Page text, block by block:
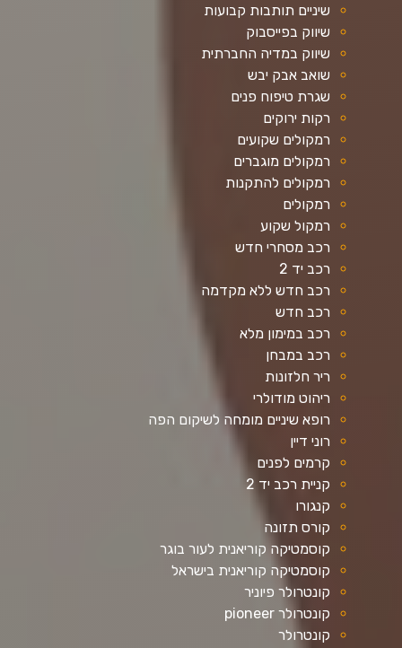
שיניים תותבות קבועות
שיווק בפייסבוק
שיווק במדיה החברתית
שואב אבק יבש
שגרת טיפוח פנים
רקות ירוקים
רמקולים שקועים
רמקולים מוגברים
רמקולים להתקנות
רמקולים
רמקול שקוע
רכב מסחרי חדש
רכב יד 2
רכב חדש ללא מקדמה
רכב חדש
רכב במימון מלא
רכב במבחן
ריר חלזונות
ריהוט מודולרי
רופא שיניים מומחה לשיקום הפה
רוני דיין
קרמים לפנים
קניית רכב יד 2
קנגורו
קורס תזונה
קוסמטיקה קוריאנית לעור בוגר
קוסמטיקה קוריאנית בישראל
קונטרולר פיוניר
קונטרולר pioneer
קונטרולר